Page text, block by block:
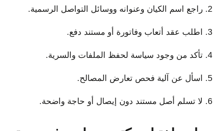
راجع اسم الكيان وعنوانه ووسائل التواصل الرسمية.
اطلب عقد أتعاب وفاتورة أو مستند دفع.
تأكد من وجود سياسة لحفظ الملفات والسرية.
اسأل عن آلية فحص تعارض المصالح.
لا تسلم أصل مستند دون إيصال أو حاجة واضحة.